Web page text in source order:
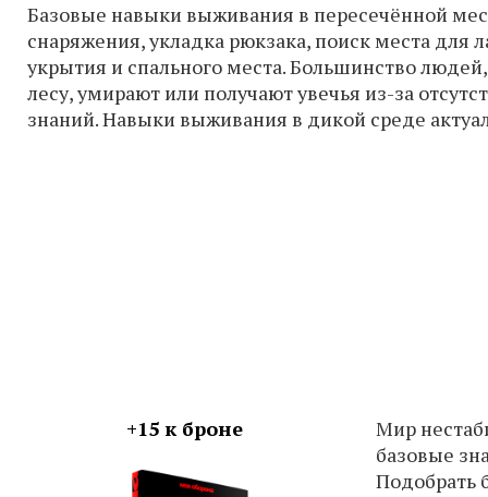
Базовые навыки выживания в пересечённой
снаряжения, укладка рюкзака, поиск места для
укрытия и спального места. Большинство
лесу, умирают или получают увечья из-за
знаний. Навыки выживания в дикой среде
+15 к броне
Мир
базовые
Подобрать